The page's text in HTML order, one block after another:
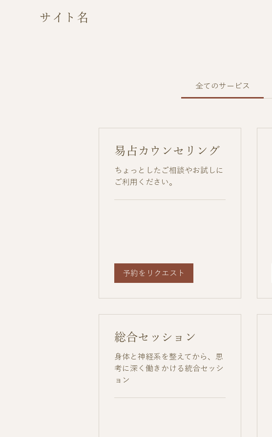
サイト名
全てのサービス
易占カウンセリング
ちょっとしたご相談やお試しに
ご利用ください。
予約をリクエスト
総合セッション
身体と神経系を整えてから、思
考に深く働きかける統合セッシ
ョン